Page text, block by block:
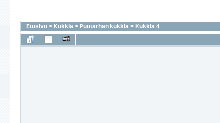
Etusivu > Kukkia > Puutarhan kukkia > Kukkia 4